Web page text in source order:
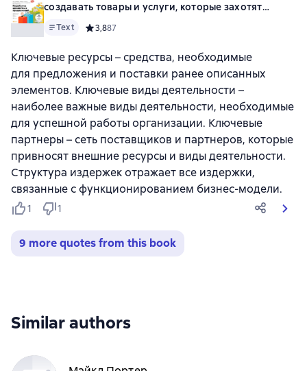
создавать товары и услуги, которые захотят
Text Средний рейтинг 3,8 на основе 87 оценок
3,887
Ключевые ресурсы – средства, необходимые
для предложения и поставки ранее описанных
элементов. Ключевые виды деятельности –
наиболее важные виды деятельности, необходимые
для успешной работы организации. Ключевые
партнеры – сеть поставщиков и партнеров, которые
привносят внешние ресурсы и виды деятельности.
Структура издержек отражает все издержки,
связанные с функционированием бизнес-модели.
1 1
9 more quotes from this book
Similar authors